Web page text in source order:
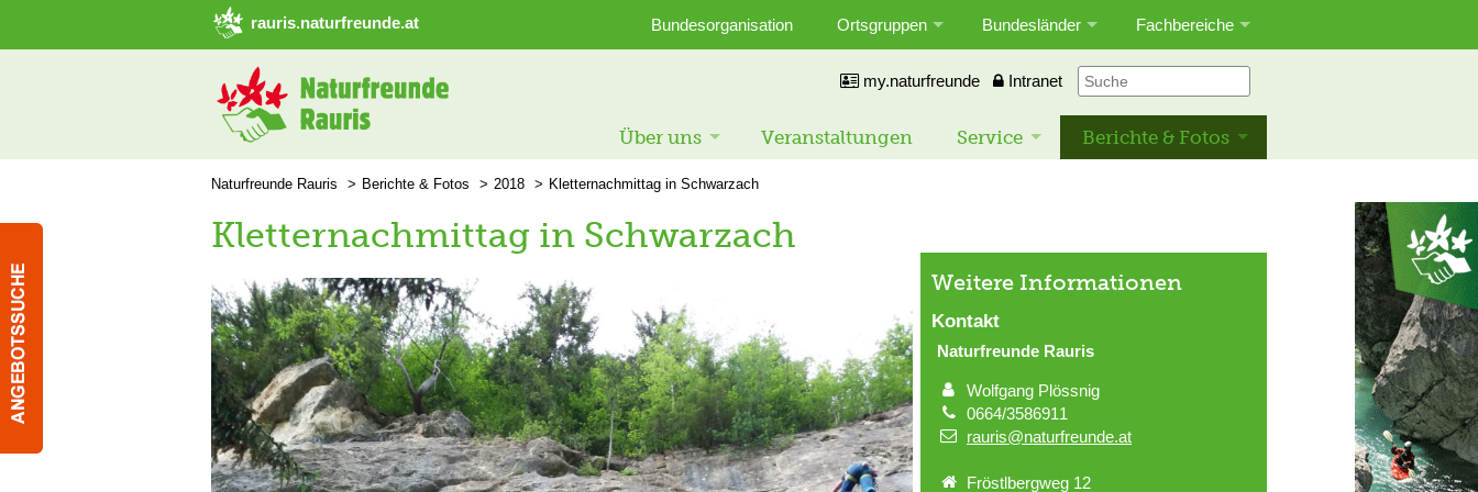
➜ Hauptregion der Seite anspringen
rauris.naturfreunde.at Bundesorganisation Ortsgruppen Bundesländer Fachbereiche
my.naturfreunde Intranet
Über uns Veranstaltungen Service Berichte & Fotos
Naturfreunde Rauris Berichte & Fotos 2018 Kletternachmittag in Schwarzach
Kletternachmittag in Schwarzach
Weitere Informationen
Kontakt
Naturfreunde Rauris
Wolfgang Plössnig
0664/3586911
rauris@naturfreunde.at
Fröstlbergweg 12